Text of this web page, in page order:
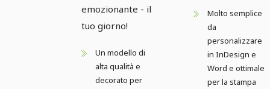
emozionante - il
tuo giorno!
Un modello di
alta qualità e
decorato per
Molto semplice
da
personalizzare
in InDesign e
Word e ottimale
per la stampa